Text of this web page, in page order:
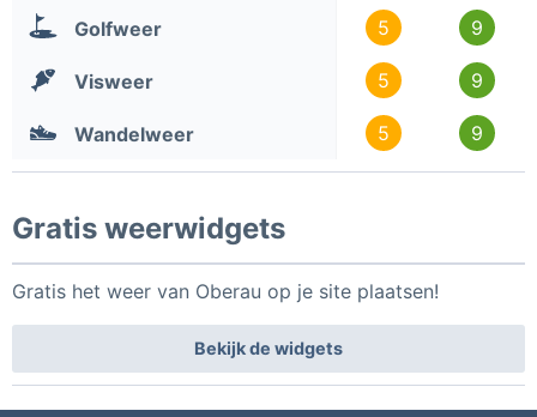
Golfweer 5 9
Visweer 5 9
Wandelweer 5 9
Gratis weerwidgets
Gratis het weer van Oberau op je site plaatsen!
Bekijk de widgets